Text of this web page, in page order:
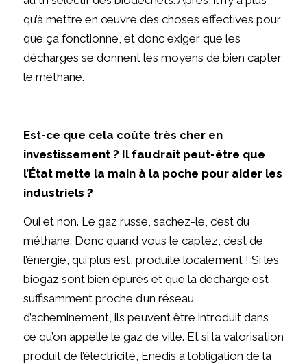
qu’à mettre en œuvre des choses effectives pour
que ça fonctionne, et donc exiger que les
décharges se donnent les moyens de bien capter
le méthane.
Est-ce que cela coûte très cher en
investissement ? Il faudrait peut-être que
l’État mette la main à la poche pour aider les
industriels ?
Oui et non. Le gaz russe, sachez-le, c’est du
méthane. Donc quand vous le captez, c’est de
l’énergie, qui plus est, produite localement ! Si les
biogaz sont bien épurés et que la décharge est
suffisamment proche d’un réseau
d’acheminement, ils peuvent être introduit dans
ce qu’on appelle le gaz de ville. Et si la valorisation
produit de l’électricité, Enedis a l’obligation de la